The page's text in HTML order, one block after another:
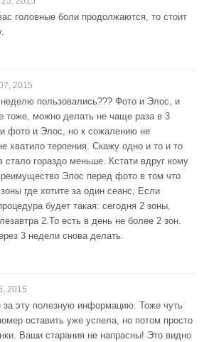
головные боли продолжаются, то стоит
2015
пользовались??? Фото и Элос, и
тоже, можно делать не чаще раза в 3
фото и Элос, но к сожалению не
хватило терпения. Скажу одно и то и то
стало гораздо меньше. Кстати вдруг кому
Элос перед фото в том что
где хотите за один сеанс, Если
будет такая: сегодня 2 зоны,
2.То есть в день не более 2 зон.
3 недели снова делать.
2015
эту полезную информацию. Тоже чуть
оставить уже успела, но потом просто
Ваши старания не напрасны! Это видно